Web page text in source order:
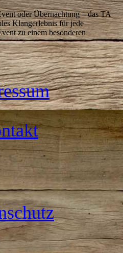
oder Übernachtung – das TA
Klangerlebnis für jede
zu einem besonderen